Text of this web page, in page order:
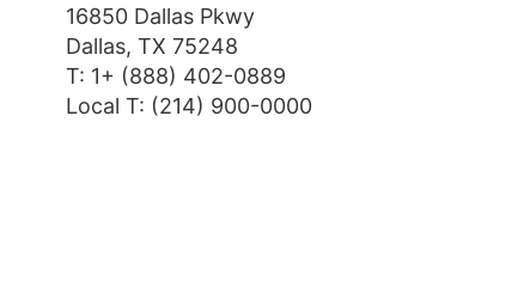
16850 Dallas Pkwy
Dallas, TX 75248
T: 1+ (888) 402-0889
Local T: (214) 900-0000